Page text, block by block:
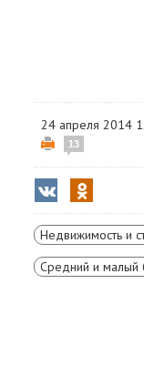
24 апреля 2014
13
Недвижимость и
Средний и малый